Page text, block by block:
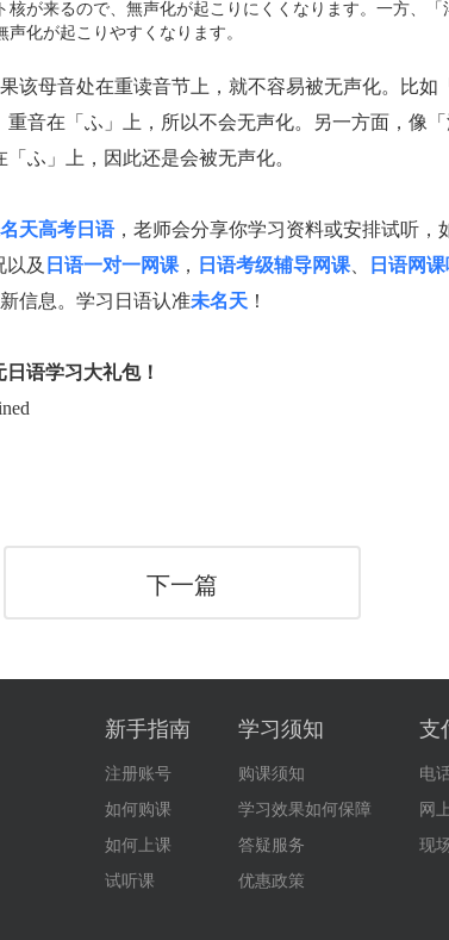
が来るので、無声化が起こりにくくなります。一方、「
化が起こりやすくなります。
母音处在重读音节上，就不容易被无声化。比如
音在「ふ」上，所以不会无声化。另一方面，像
ふ」上，因此还是会被无声化。
天高考日语，老师会分享你学习资料或安排试听，
以及 日语一对一网课 ， 日语考级辅导网课
日语网
信息。 学习日语认准未名天 ！
语学习大礼包！
下一篇
新手指南
注册账号
如何购课
如何上课
试听课
学习须知
购课须知
学习效果如何保障
答疑服务
优惠政策
支
电
网
现